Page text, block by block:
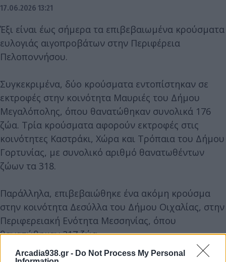
Arcadia938.gr - Do Not Process My Personal
17.06.2026 13:21
Έξι είναι έως σήμερα τα επιβεβαιωμένα κρούσματα
ευλογιάς αιγοπροβάτων στην Περιφέρεια
Πελοποννήσου.
Συγκεκριμένα, δύο κρούσματα εντοπίστηκαν σε
εκτροφές στην κοινότητα Μαυριές του Δήμου
Μεγαλόπολης, όπου θανατώθηκαν συνολικά 176
ζώα. Τρία κρούσματα αφορούν εκτροφές στις
κοινότητες Καστράκι, Χώρα και Τρόπαια του Δήμου
Γορτυνίας, με συνολικό αριθμό θανατωθέντων
ζώων τα 318.
Παράλληλα, επιβεβαιώθηκε ένα ακόμη κρούσμα
στην κοινότητα Δεσύλλα του Δήμου Οιχαλίας, στην
Περιφερειακή Ενότητα Μεσσηνίας, όπου
θανατώθηκαν 217 ζώα.